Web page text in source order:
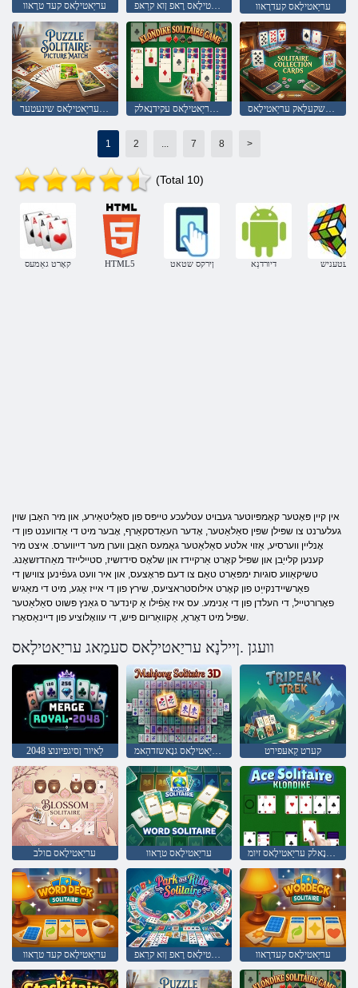
עריַאטילָאס קעד טרָאוו עריַאטילָאס רָאפ ןוא קרַאּפ עריַאטילָאס קעדרָאוו
1 2 7 8 >
(Total 10)
קאָרט גאַמעס HTML5 ןירקס שטאט דיורדנַא רעטעניש
אין קיין פּאָטער קאָמפּיוטער געבויט עטלעכע טייפּס פון סאָליטאַירע, און מיר האָבן שוין
געלערנט צו שפּילן שפּין סאַלאַטער, אָדער העאַדסקאַרף, אָבער מיט די אַדווענט פון די
אָנליין ווערסיע, אַזוי אלטע סאַלאַטער גאַמעס האָבן ווערן מער דייווערס. איצט מיר
קענען קלייַבן און שפּיל קאָרט אַרקיידז און שלאָס סידזשיז, סטיילייזד מאַהדזשאָנג.
טשיקאַווע סוגיות ימפּאַרט טאַם צו דעם פּראָצעס, און איר וועט געפֿינען צווישן די
פאַרשיידנקייַט פון קאָרט אילוסטראציעס, שירץ פון די אייז אַגע, מיט די מאַגיש
פאָרורטייל, די העלדן פון די אַנימע. עס איז אַפֿילו אַ קינדער ס גאַנץ פּשוט סאַלאַטער
וועגן .ןיילנָא עריַאטילָאס סעמַאג עריַאטילָאס
2048 לַאיור ןסיגפיונוצ ד 3 עריַאטילָאס גנָאשזדהַאמ קערט קַאעּפירט
עריַאטילָאס םולב עריַאטילָאס טרָאוו
עריַאטילָאס קעד טרָאוו עריַאטילָאס רָאפ ןוא קרַאּפ עריַאטילָאס קעדרָאוו